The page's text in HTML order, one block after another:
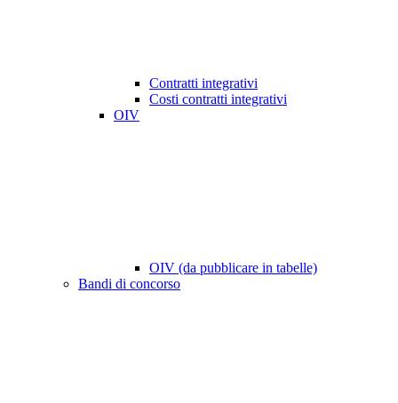
Contratti integrativi
Costi contratti integrativi
OIV
OIV (da pubblicare in tabelle)
Bandi di concorso